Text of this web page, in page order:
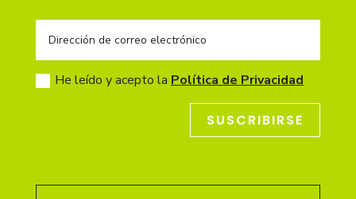
He leído y acepto la Política de Privacidad
SUSCRIBIRSE